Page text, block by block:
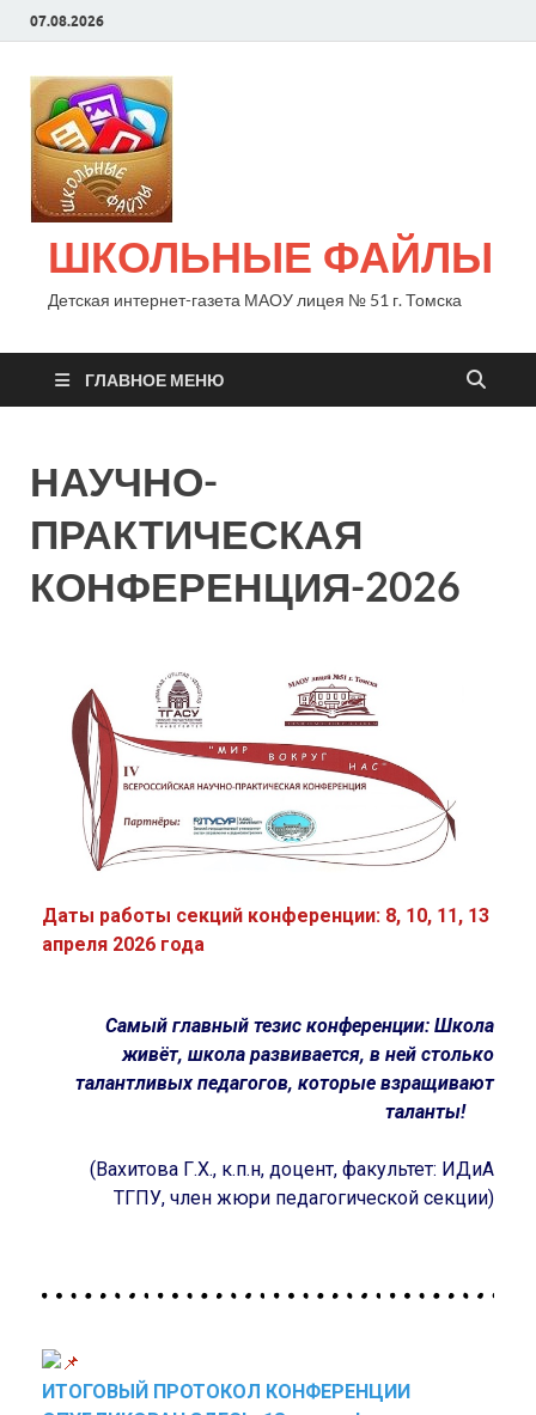
07.08.2026
ШКОЛЬНЫЕ ФАЙЛЫ
Детская интернет-газета МАОУ лицея № 51 г. Томска
ГЛАВНОЕ МЕНЮ
НАУЧНО-
ПРАКТИЧЕСКАЯ
КОНФЕРЕНЦИЯ-2026
Даты работы секций конференции: 8, 10, 11, 13
апреля 2026 года
Самый главный тезис конференции: Школа
живёт, школа развивается, в ней столько
талантливых педагогов, которые взращивают
таланты!
(Вахитова Г.Х., к.п.н, доцент, факультет: ИДиА
ТГПУ, член жюри педагогической секции)
ИТОГОВЫЙ ПРОТОКОЛ КОНФЕРЕНЦИИ